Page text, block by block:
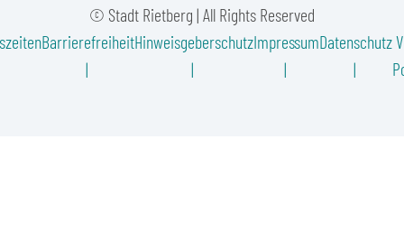
© Stadt Rietberg | All Rights Reserved
BarrierefreiheitHinweisgeberschutzImpressumDatenschutz